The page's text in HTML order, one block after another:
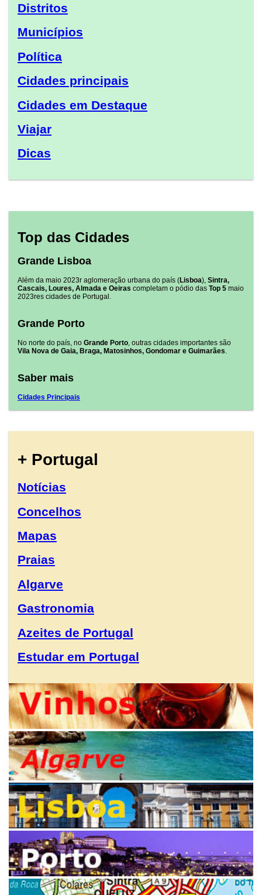
Distritos
Municípios
Política
Cidades principais
Cidades em Destaque
Viajar
Dicas
Top das Cidades
Grande Lisboa
Além da maio 2023r aglomeração urbana do país (Lisboa), Sintra,
Cascais, Loures, Almada e Oeiras completam o pódio das Top 5 maio
2023res cidades de Portugal.
Grande Porto
No norte do país, no Grande Porto, outras cidades importantes são
Vila Nova de Gaia, Braga, Matosinhos, Gondomar e Guimarães.
Saber mais
Cidades Principais
+ Portugal
Notícias
Concelhos
Mapas
Praias
Algarve
Gastronomia
Azeites de Portugal
Estudar em Portugal